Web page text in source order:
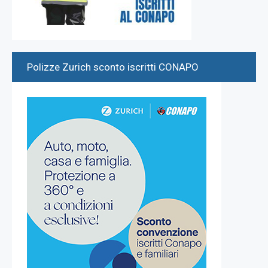
Polizze Zurich sconto iscritti CONAPO